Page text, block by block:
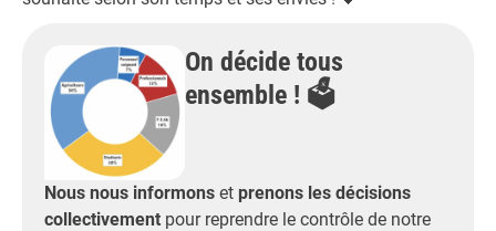
On décide tous
ensemble ! 🗳️
Nous nous informons et prenons les décisions
collectivement pour reprendre le contrôle de notre